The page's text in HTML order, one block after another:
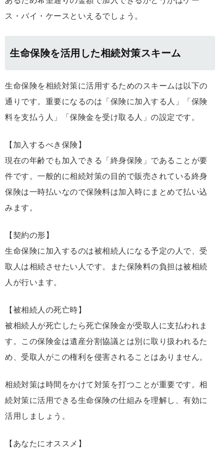
ス・バイ・ケースといえるでしょう。
生命保険を活用した相続対策スキーム
生命保険を相続対策に活用するためのスキームは以下の
通りです。重要になるのは「保険に加入する人」「保険
料を支払う人」「保険金を受け取る人」の設定です。
【加入するべき保険】
現在の年齢でも加入できる「終身保険」であることが要
件です。一般的に相続対策の目的で販売されている終身
保険は一時払いなので保険料は加入時にまとめて払い込
みます。
【契約の形】
生命保険に加入するのは被相続人になる予定の人で、受
取人は相続させたい人です。また保険料の負担は被相続
人が行います。
【被相続人の死亡時】
被相続人が死亡したら死亡保険金が受取人に支払われま
す。この保険金は遺産分割協議とは別に取り扱われるた
め、受取人がこの権利を侵害されることはありません。
相続対策は時間をかけて対策を打つことが重要です。相
続対策に活用できる生命保険の仕組みを理解し、有効に
活用しましょう。
【あなたにオススメ】